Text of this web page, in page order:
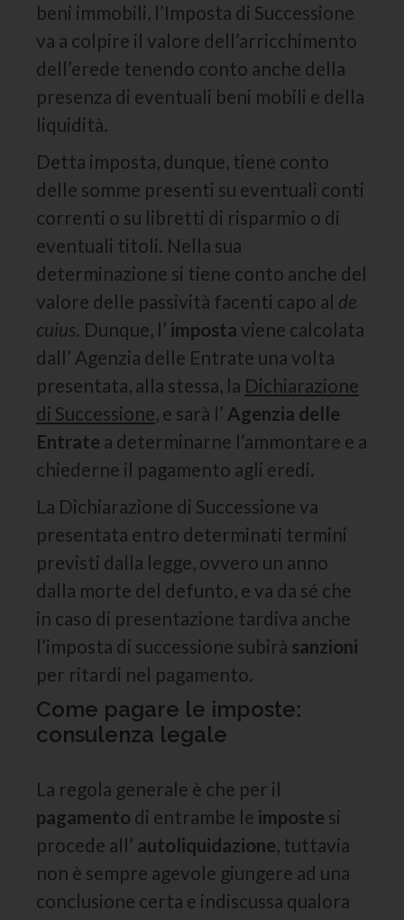
beni immobili, l’Imposta di Successione
va a colpire il valore dell’arricchimento
dell’erede tenendo conto anche della
presenza di eventuali beni mobili e della
liquidità.
Detta imposta, dunque, tiene conto
delle somme presenti su eventuali conti
correnti o su libretti di risparmio o di
eventuali titoli. Nella sua
determinazione si tiene conto anche del
valore delle passività facenti capo al de
cuius. Dunque, l’ imposta viene calcolata
dall’ Agenzia delle Entrate una volta
presentata, alla stessa, la Dichiarazione
di Successione, e sarà l’ Agenzia delle
Entrate a determinarne l’ammontare e a
chiederne il pagamento agli eredi.
La Dichiarazione di Successione va
presentata entro determinati termini
previsti dalla legge, ovvero un anno
dalla morte del defunto, e va da sé che
in caso di presentazione tardiva anche
l’imposta di successione subirà sanzioni
per ritardi nel pagamento.
Come pagare le imposte:
consulenza legale
La regola generale è che per il
pagamento di entrambe le imposte si
procede all’ autoliquidazione, tuttavia
non è sempre agevole giungere ad una
conclusione certa e indiscussa qualora